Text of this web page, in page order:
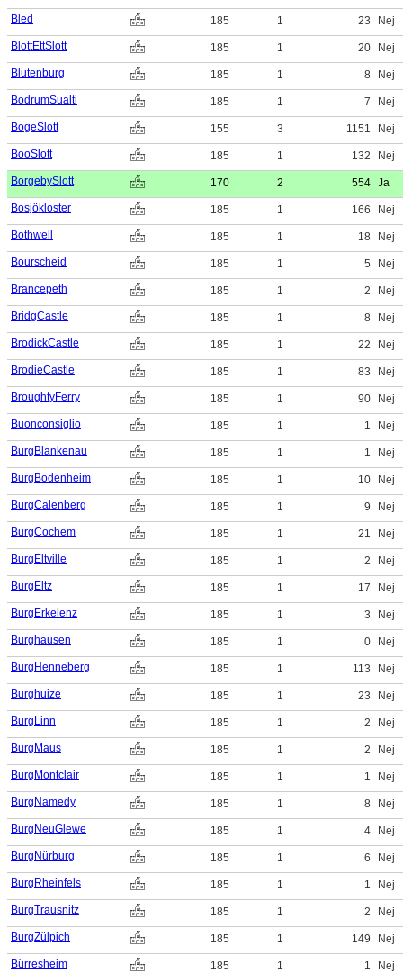
Bled 185 1 23
Nej
BlottEttSlott
185 1 20
Nej
Blutenburg
185 1 8
Nej
BodrumSualti
185 1 7
Nej
BogeSlott
155 3 1151
Nej
BooSlott
185 1 132
Nej
BorgebySlott
170 2 554 Ja
Bosjökloster
185 1 166
Nej
Bothwell
185 1 18
Nej
Bourscheid
185 1 5
Nej
Brancepeth
185 1 2
Nej
BridgCastle
185 1 8
Nej
BrodickCastle
185 1 22
Nej
BrodieCastle
185 1 83
Nej
BroughtyFerry
185 1 90
Nej
Buonconsiglio
185 1 1
Nej
BurgBlankenau
185 1 1
Nej
BurgBodenheim
185 1 10
Nej
BurgCalenberg
185 1 9
Nej
BurgCochem
185 1 21
Nej
BurgEltville
185 1 2
Nej
BurgEltz
185 1 17
Nej
BurgErkelenz
185 1 3
Nej
Burghausen
185 1 0
Nej
BurgHenneberg
185 1 113
Nej
Burghuize
185 1 23
Nej
BurgLinn
185 1 2
Nej
BurgMaus
185 1 2
Nej
BurgMontclair
185 1 1
Nej
BurgNamedy
185 1 8
Nej
BurgNeuGlewe
185 1 4
Nej
BurgNürburg
185 1 6
Nej
BurgRheinfels
185 1 1
Nej
BurgTrausnitz
185 1 2
Nej
BurgZülpich
185 1 149
Nej
Bürresheim
185 1 1
Nej